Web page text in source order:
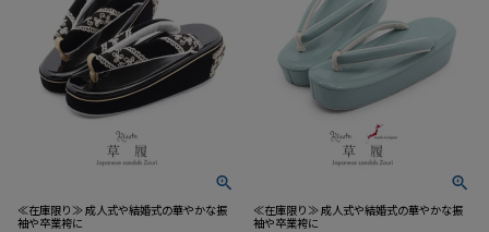
≪在庫限り≫ 成人式や結婚式の華やかな振
袖や卒業袴に
≪在庫限り≫ 成人式や結婚式の華やかな振
袖や卒業袴に